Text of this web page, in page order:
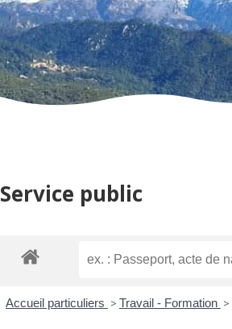
Service public
Accueil particuliers > Travail - Formation >